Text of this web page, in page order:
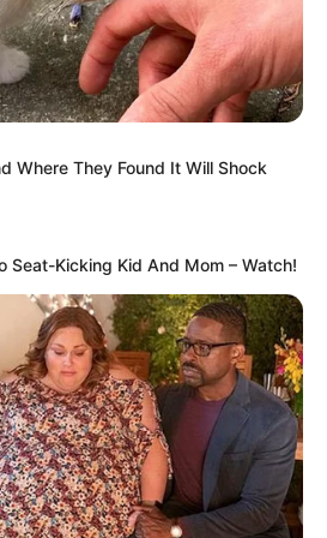
auroraribero)
Where They Found It Will Shock
Seat-Kicking Kid And Mom – Watch!